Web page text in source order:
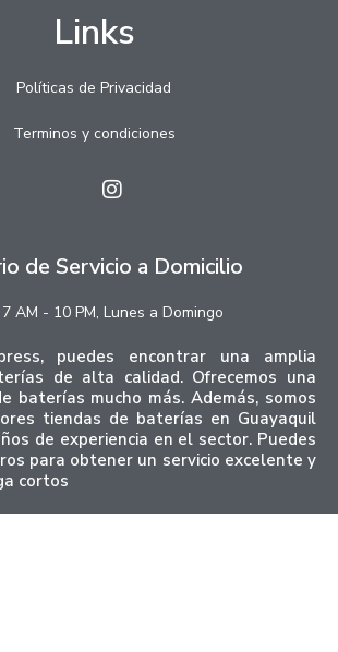
Links
Políticas de Privacidad
Terminos y condiciones
de Servicio a Domicilio
7 AM - 10 PM, Lunes a Domingo
puedes encontrar una amplia
de alta calidad. Ofrecemos una
baterías mucho más. Además, somos
tiendas de baterías en Guayaquil
de experiencia en el sector. Puedes
para obtener un servicio excelente y
cortos